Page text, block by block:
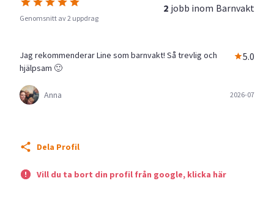
Genomsnitt av 2 uppdrag
2 jobb inom Barnvakt
Jag rekommenderar Line som barnvakt! Så trevlig och
hjälpsam 🙂
5.0
Anna 2026-07
Dela Profil
Vill du ta bort din profil från google, klicka här